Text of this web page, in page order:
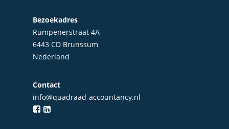
Bezoekadres
Rumpenerstraat 4A
6443 CD Brunssum
Nederland
Contact
info@quadraad-accountancy.nl